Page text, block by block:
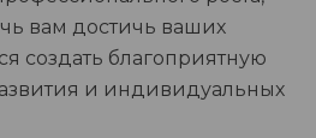
вам достичь ваших
создать благоприятную
и индивидуальных